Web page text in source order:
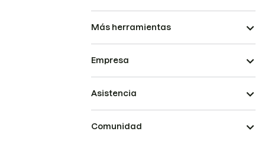
Más herramientas
Empresa
Asistencia
Comunidad